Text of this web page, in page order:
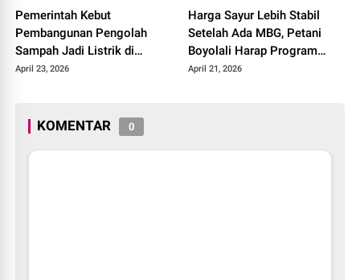
Pemerintah Kebut
Pembangunan Pengolah
Sampah Jadi Listrik di
Bekasi, Bogor, hingga
April 23, 2026
Harga Sayur Lebih Stabil
Setelah Ada MBG, Petani
Boyolali Harap Program
Terus Berlanjut
April 21, 2026
KOMENTAR 0